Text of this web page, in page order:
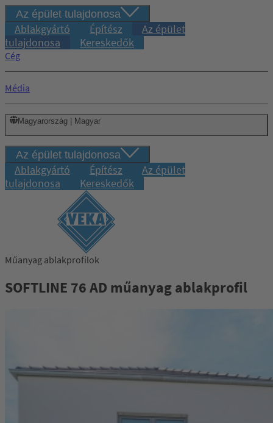
Az épület tulajdonosa
Ablakgyártó Építész
Az épület
tulajdonosa
Kereskedők
Cég
Média
Magyarország | Magyar
Az épület tulajdonosa
Ablakgyártó Építész
Az épület
tulajdonosa
Kereskedők
Műanyag ablakprofilok
SOFTLINE 76 AD műanyag ablakprofil